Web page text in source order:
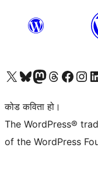
हाम्रो X (पहिले ट्विटर) खातामा जानुहोस्
हाम्रो Bluesky खाता भ्रमण गर्नुहोस्
हाम्रो म्यास्टोडन खाता भ्रमण गर्नुहोस्
हाम्रो थ्रेड्स खातामा जानुहोस्
हाम्रो फेसबुक पेजमा
हाम्रो
कोड कविता हो।
The WordPress®
of the WordPress